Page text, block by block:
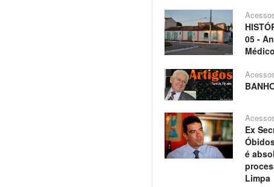
05 -
Ex
é
Limpa